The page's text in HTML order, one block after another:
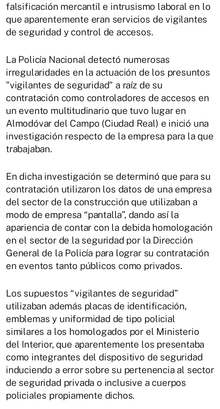
falsificación mercantil e intrusismo laboral en lo
que aparentemente eran servicios de vigilantes
de seguridad y control de accesos.
La Policía Nacional detectó numerosas
irregularidades en la actuación de los presuntos
"vigilantes de seguridad" a raíz de su
contratación como controladores de accesos en
un evento multitudinario que tuvo lugar en
Almodóvar del Campo (Ciudad Real) e inició una
investigación respecto de la empresa para la que
trabajaban.
En dicha investigación se determinó que para su
contratación utilizaron los datos de una empresa
del sector de la construcción que utilizaban a
modo de empresa “pantalla”, dando así la
apariencia de contar con la debida homologación
en el sector de la seguridad por la Dirección
General de la Policía para lograr su contratación
en eventos tanto públicos como privados.
Los supuestos “vigilantes de seguridad”
utilizaban además placas de identificación,
emblemas y uniformidad de tipo policial
similares a los homologados por el Ministerio
del Interior, que aparentemente los presentaba
como integrantes del dispositivo de seguridad
induciendo a error sobre su pertenencia al sector
de seguridad privada o inclusive a cuerpos
policiales propiamente dichos.